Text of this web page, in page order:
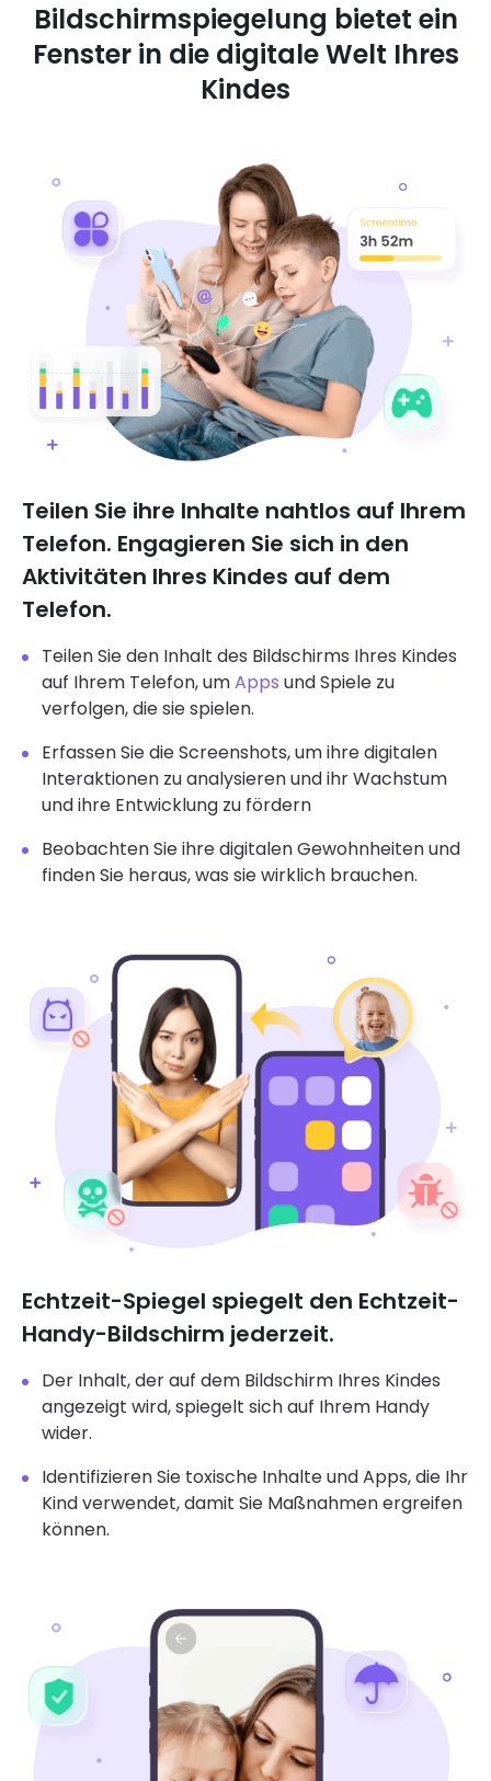
Bildschirmspiegelung bietet ein
Fenster in die digitale Welt Ihres
Kindes
Teilen Sie ihre Inhalte nahtlos auf Ihrem
Telefon. Engagieren Sie sich in den
Aktivitäten Ihres Kindes auf dem
Telefon.
Teilen Sie den Inhalt des Bildschirms Ihres Kindes
auf Ihrem Telefon, umApps und Spiele zu
verfolgen, die sie spielen.
Erfassen Sie die Screenshots, um ihre digitalen
Interaktionen zu analysieren und ihr Wachstum
und ihre Entwicklung zu fördern
Beobachten Sie ihre digitalen Gewohnheiten und
finden Sie heraus, was sie wirklich brauchen.
Echtzeit-Spiegel spiegelt den Echtzeit-
Handy-Bildschirm jederzeit.
Der Inhalt, der auf dem Bildschirm Ihres Kindes
angezeigt wird, spiegelt sich auf Ihrem Handy
wider.
Identifizieren Sie toxische Inhalte und Apps, die Ihr
Kind verwendet, damit Sie Maßnahmen ergreifen
können.